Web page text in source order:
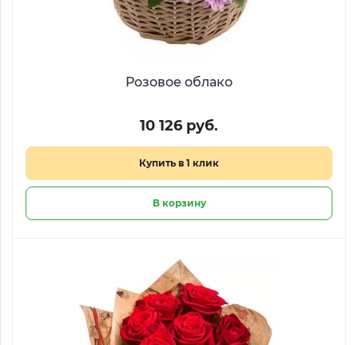
Розовое облако
10 126 руб.
Купить в 1 клик
В корзину